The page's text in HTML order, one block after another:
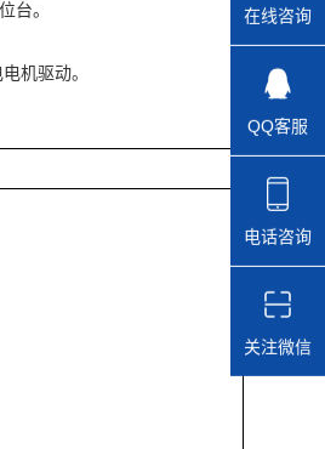
台。
机驱动。
在线咨询
QQ客服
电话咨询
关注微信